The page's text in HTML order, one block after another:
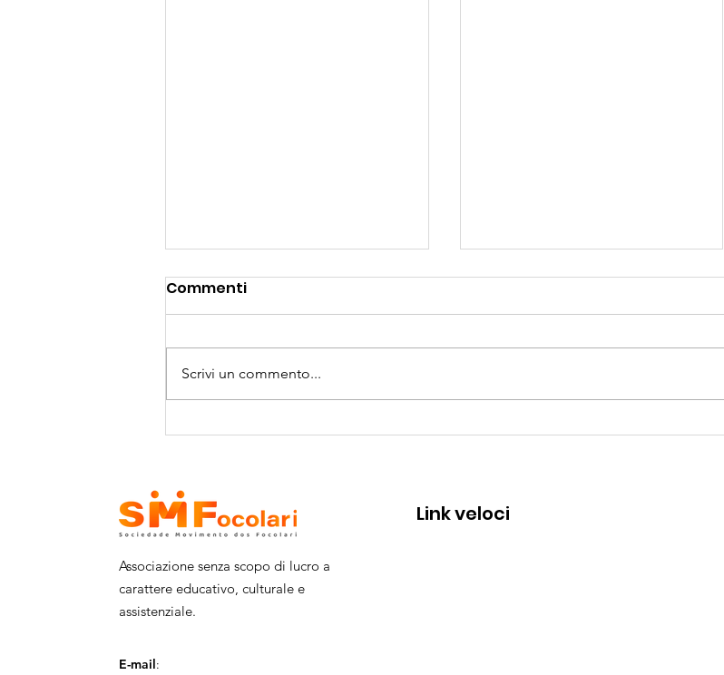
Futsal JM - Calcio a 5,
Responsabilità sociale:
Commenti
Scrivi un commento...
Associazione senza scopo di lucro a
carattere educativo, culturale e
assistenziale.
E-mail:
Link veloci